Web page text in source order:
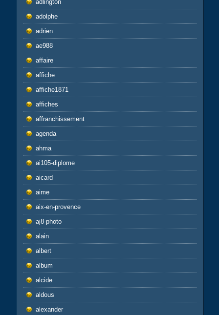
adlington
adolphe
adrien
ae988
affaire
affiche
affiche1871
affiches
affranchissement
agenda
ahma
ai105-diplome
aicard
aime
aix-en-provence
aj8-photo
alain
albert
album
alcide
aldous
alexander